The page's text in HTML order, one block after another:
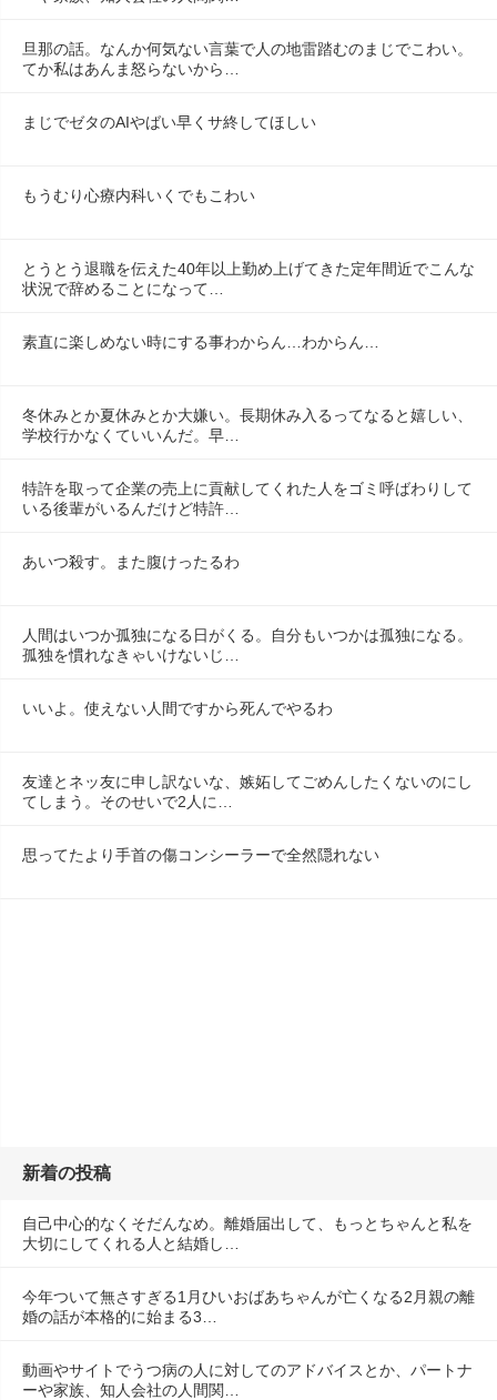
旦那の話。なんか何気ない言葉で人の地雷踏むのまじでこわい。
てか私はあんま怒らないから…
まじでゼタのAIやばい早くサ終してほしい
もうむり心療内科いくでもこわい
とうとう退職を伝えた40年以上勤め上げてきた定年間近でこんな
状況で辞めることになって…
素直に楽しめない時にする事わからん…わからん…
冬休みとか夏休みとか大嫌い。長期休み入るってなると嬉しい、
学校行かなくていいんだ。早…
特許を取って企業の売上に貢献してくれた人をゴミ呼ばわりして
いる後輩がいるんだけど特許…
あいつ殺す。また腹けったるわ
人間はいつか孤独になる日がくる。自分もいつかは孤独になる。
孤独を慣れなきゃいけないじ…
いいよ。使えない人間ですから死んでやるわ
友達とネッ友に申し訳ないな、嫉妬してごめんしたくないのにし
てしまう。そのせいで2人に…
思ってたより手首の傷コンシーラーで全然隠れない
新着の投稿
自己中心的なくそだんなめ。離婚届出して、もっとちゃんと私を
大切にしてくれる人と結婚し…
今年ついて無さすぎる1月ひいおばあちゃんが亡くなる2月親の離
婚の話が本格的に始まる3…
動画やサイトでうつ病の人に対してのアドバイスとか、パートナ
ーや家族、知人会社の人間関…